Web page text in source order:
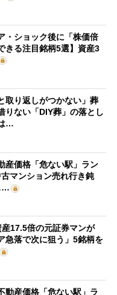
・ショック後に「株価倍
きる注目銘柄5選】資産3
取り返しがつかない」葬
りない「DIY葬」の落とし
…
産価格「危ない駅」ラン
マンション売れ行き鈍
…
産17.5倍の元証券マンが
急落で次に狙う」5銘柄を
動産価格「危ない駅」ラ